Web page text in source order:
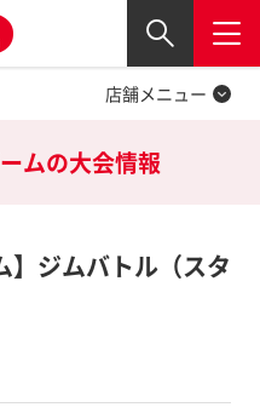
閉じる
店舗メニュー
ムの大会情報
】ジムバトル（スタ